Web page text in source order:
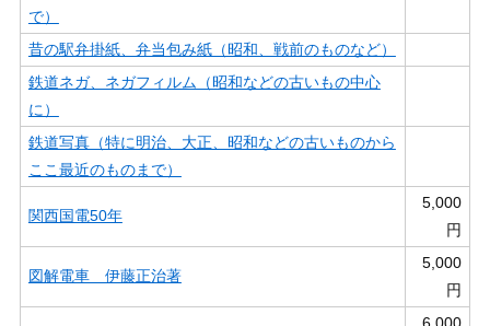
で）
昔の駅弁掛紙、弁当包み紙（昭和、戦前のものなど）
鉄道ネガ、ネガフィルム（昭和などの古いもの中心
に）
鉄道写真（特に明治、大正、昭和などの古いものから
ここ最近のものまで）
関西国電50年
5,000
円
図解電車 伊藤正治著
5,000
円